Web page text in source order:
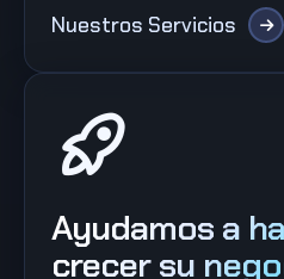
Nuestros Servicios
Ayudamos a
crecer su